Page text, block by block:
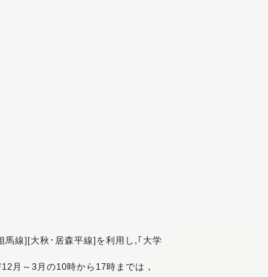
線][大秋･居森平線]を利用し,｢大学
月～3月の10時から17時までは，